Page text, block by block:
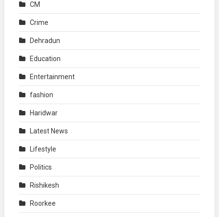
CM
Crime
Dehradun
Education
Entertainment
fashion
Haridwar
Latest News
Lifestyle
Politics
Rishikesh
Roorkee